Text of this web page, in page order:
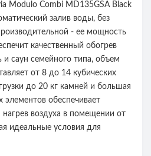
Modulo Combi MD135GSA Black
залив воды, без
- ее мощность
качественный обогрев
и саун семейного типа, объем
от 8 до 14 кубических
до 20 кг камней и большая
элементов обеспечивает
воздуха в помещении от
идеальные условия для